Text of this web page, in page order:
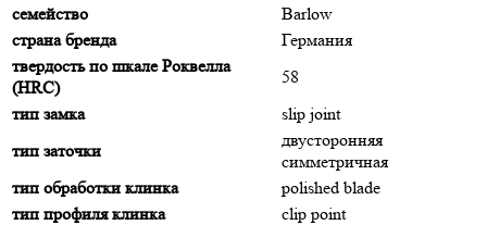
семейство
Barlow
страна бренда
Германия
твердость по шкале Роквелла
(HRC)
58
тип замка
slip joint
тип заточки
двусторонняя
симметричная
тип обработки клинка
polished blade
тип профиля клинка
clip point